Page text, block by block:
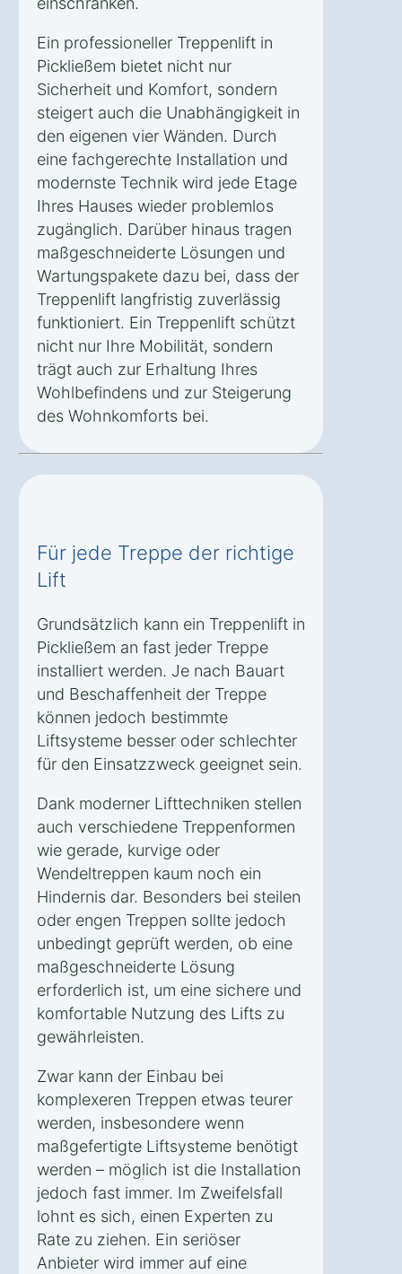
Ein professioneller Treppenlift in
Pickließem bietet nicht nur
Sicherheit und Komfort, sondern
steigert auch die Unabhängigkeit in
den eigenen vier Wänden. Durch
eine fachgerechte Installation und
modernste Technik wird jede Etage
Ihres Hauses wieder problemlos
zugänglich. Darüber hinaus tragen
maßgeschneiderte Lösungen und
Wartungspakete dazu bei, dass der
Treppenlift langfristig zuverlässig
funktioniert. Ein Treppenlift schützt
nicht nur Ihre Mobilität, sondern
trägt auch zur Erhaltung Ihres
Wohlbefindens und zur Steigerung
des Wohnkomforts bei.
Für jede Treppe der richtige
Lift
Grundsätzlich kann ein Treppenlift in
Pickließem an fast jeder Treppe
installiert werden. Je nach Bauart
und Beschaffenheit der Treppe
können jedoch bestimmte
Liftsysteme besser oder schlechter
für den Einsatzzweck geeignet sein.
Dank moderner Lifttechniken stellen
auch verschiedene Treppenformen
wie gerade, kurvige oder
Wendeltreppen kaum noch ein
Hindernis dar. Besonders bei steilen
oder engen Treppen sollte jedoch
unbedingt geprüft werden, ob eine
maßgeschneiderte Lösung
erforderlich ist, um eine sichere und
komfortable Nutzung des Lifts zu
gewährleisten.
Zwar kann der Einbau bei
komplexeren Treppen etwas teurer
werden, insbesondere wenn
maßgefertigte Liftsysteme benötigt
werden – möglich ist die Installation
jedoch fast immer. Im Zweifelsfall
lohnt es sich, einen Experten zu
Rate zu ziehen. Ein seriöser
Anbieter wird immer auf eine